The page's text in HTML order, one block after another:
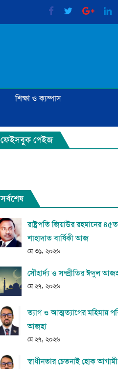
শিক্ষা ও ক্যম্পাস
ফেইসবুক পেইজ
সর্বশেষ
রাষ্ট্রপতি জিয়াউর রহমানের
শাহাদাত বার্ষিকী আজ
মে ৩১, ২০২৬
সৌহার্দ্য ও সম্প্রীতির ঈদুল
মে ২৭, ২০২৬
ত্যাগ ও আত্মত্যাগের মহিমায়
আজহা
মে ২৭, ২০২৬
স্বাধীনতার চেতনাই হোক